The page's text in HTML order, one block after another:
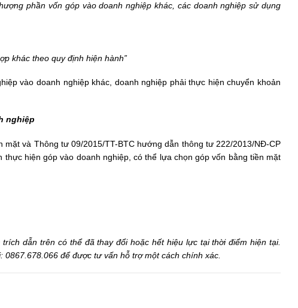
phần vốn góp vào doanh nghiệp khác, các doanh nghiệp sử dụng
khác theo quy định hiện hành”
vào doanh nghiệp khác, doanh nghiệp phải thực hiện chuyển khoản
nghiệp
và Thông tư 09/2015/TT-BTC hướng dẫn thông tư 222/2013/NĐ-CP
hiện góp vào doanh nghiệp, có thể lựa chọn góp vốn bằng tiền mặt
dẫn trên có thể đã thay đổi hoặc hết hiệu lực tại thời điểm hiện tại.
để được tư vấn hỗ trợ một cách chính xác.